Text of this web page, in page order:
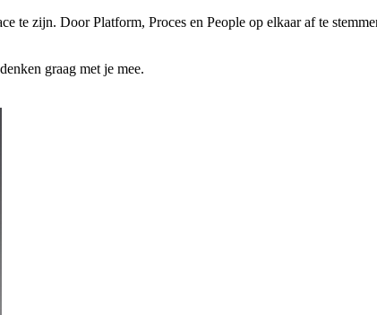
te zijn. Door Platform, Proces en People op elkaar af te
graag met je mee.